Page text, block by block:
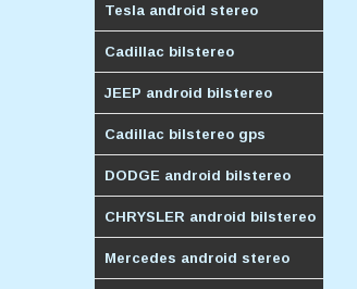
Tesla android stereo
Cadillac bilstereo
JEEP android bilstereo
Cadillac bilstereo gps
DODGE android bilstereo
CHRYSLER android bilstereo
Mercedes android stereo